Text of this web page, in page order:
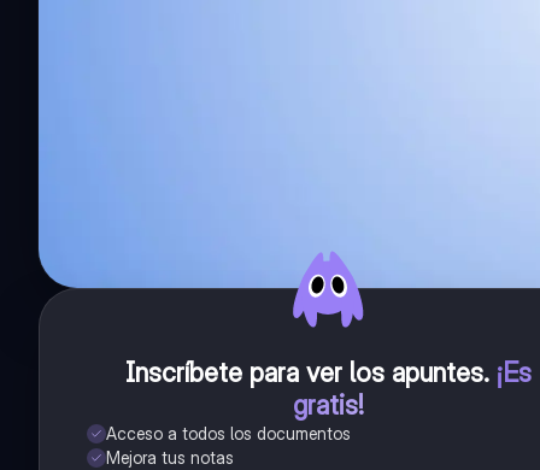
Inscríbete para ver los apuntes. ¡Es
gratis!
Acceso a todos los documentos
Mejora tus notas